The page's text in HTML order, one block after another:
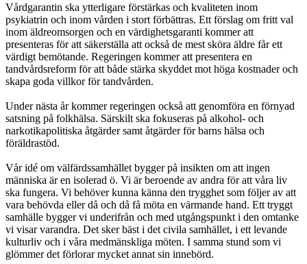
Vårdgarantin ska ytterligare förstärkas och kvaliteten inom
psykiatrin och inom vården i stort förbättras. Ett förslag om fritt val
inom äldreomsorgen och en värdighetsgaranti kommer att
presenteras för att säkerställa att också de mest sköra äldre får ett
värdigt bemötande. Regeringen kommer att presentera en
tandvårdsreform för att både stärka skyddet mot höga kostnader och
skapa goda villkor för tandvården.
Under nästa år kommer regeringen också att genomföra en förnyad
satsning på folkhälsa. Särskilt ska fokuseras på alkohol- och
narkotikapolitiska åtgärder samt åtgärder för barns hälsa och
föräldrastöd.
Vår idé om välfärdssamhället bygger på insikten om att ingen
människa är en isolerad ö. Vi är beroende av andra för att våra liv
ska fungera. Vi behöver kunna känna den trygghet som följer av att
vara behövda eller då och då få möta en värmande hand. Ett tryggt
samhälle bygger vi underifrån och med utgångspunkt i den omtanke
vi visar varandra. Det sker bäst i det civila samhället, i ett levande
kulturliv och i våra medmänskliga möten. I samma stund som vi
glömmer det förlorar mycket annat sin innebörd.